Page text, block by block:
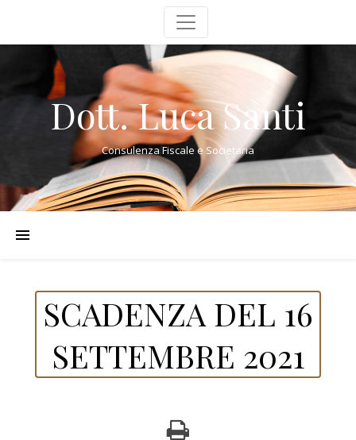
Dott. Luca Santi
Consulenza Fiscale e Societaria
SCADENZA DEL 16
SETTEMBRE 2021